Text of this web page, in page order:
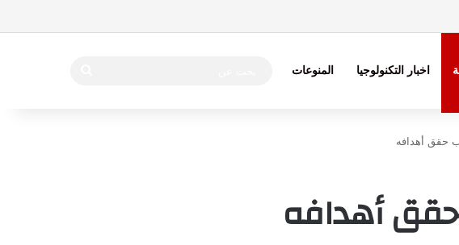
اخبار التكنولوجيا المنوعات
حقق أهدافه
أهدافه